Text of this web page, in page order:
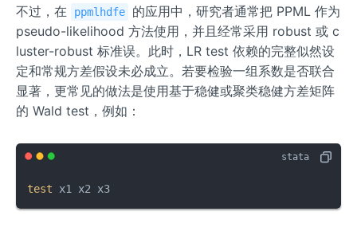
het
a}_
{1})
het
a}_
{0})
{2}
不过，在 ppmlhdfe
的应用中，研究者通常把 PPML 作为
pseudo-likelihood 方法使用，并且经常采用 robust 或 c
luster-robust 标准误。此时，LR test 依赖的完整似然设
定和常规方差假设未必成立。若要检验一组系数是否联合
显著，更常见的做法是使用基于稳健或聚类稳健方差矩阵
的 Wald test，例如：
test x1 x2 x3